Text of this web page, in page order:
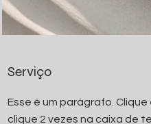
Serviço
Esse é um parágrafo.
clique 2 vezes na caixa de